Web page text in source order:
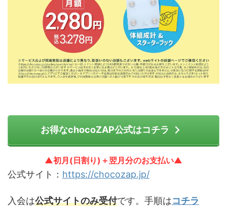
お得なchocoZAP公式はコチラ
▲初月(日割り)＋翌月分のお支払い▲
公式サイト： https://chocozap.jp/
入会は公式サイトのみ受付です。手順はコチラ